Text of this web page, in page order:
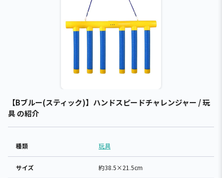
【Bブルー(スティック)】ハンドスピードチャレンジャー / 玩
具 の紹介
種類 玩具
サイズ 約38.5×21.5cm